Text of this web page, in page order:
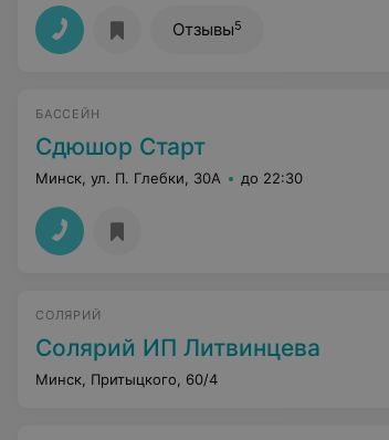
Отзывы5
БАССЕЙН
Сдюшор Старт
Минск, ул. П. Глебки, 30А до 22:30
СОЛЯРИЙ
Солярий ИП Литвинцева
Минск, Притыцкого, 60/4